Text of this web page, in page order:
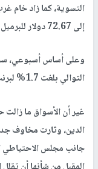
إلى 72.67 دولار للبرميل.
وعلى أساس أسبوعي،
التوالي بلغت 1.7% لبرنت و1.6% لخام غرب تكساس الوسيط.
غير أن الأسواق ما
الدين، وثارت مخاوف
جانب مجلس الاحتياطي